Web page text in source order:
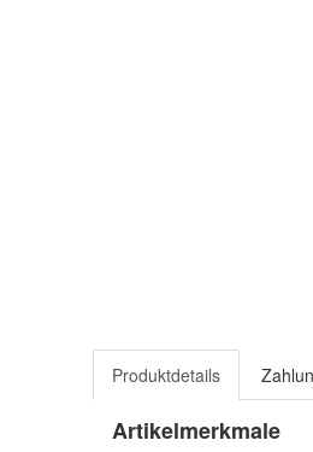
Produktdetails
Artikelmerkmale